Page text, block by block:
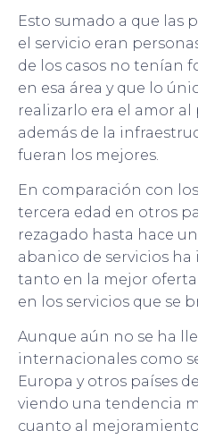
Esto sumado a que las
el servicio eran
de los casos no tenían
en esa área y que lo
realizarlo era el amor
además de la
fueran los mejores.
En comparación con
tercera edad en otros
rezagado hasta hace
abanico de servicios ha
tanto en la mejor
en los servicios que se
Aunque aún no se ha
internacionales como
Europa y otros países
viendo una tendencia
cuanto al